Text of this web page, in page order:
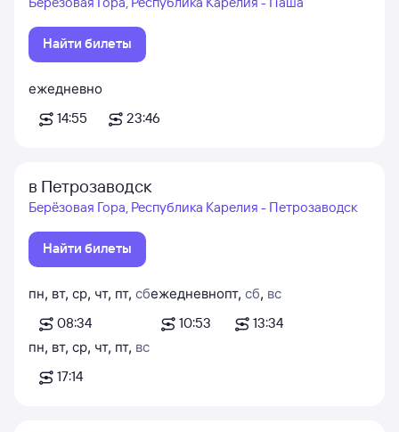
Найти билеты
ежедневно
14:55
23:46
в Петрозаводск
Берёзовая Гора, Республика Карелия - Петрозаводск
Найти билеты
пн, вт, ср, чт, пт, сб
08:34
ежедневно
10:53
пт, сб, вс
13:34
пн, вт, ср, чт, пт, вс
17:14